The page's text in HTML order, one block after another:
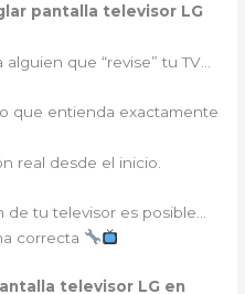
pantalla televisor LG
que “revise” tu TV…
que entienda exactamente
real desde el inicio.
tu televisor es posible…
correcta
televisor LG en